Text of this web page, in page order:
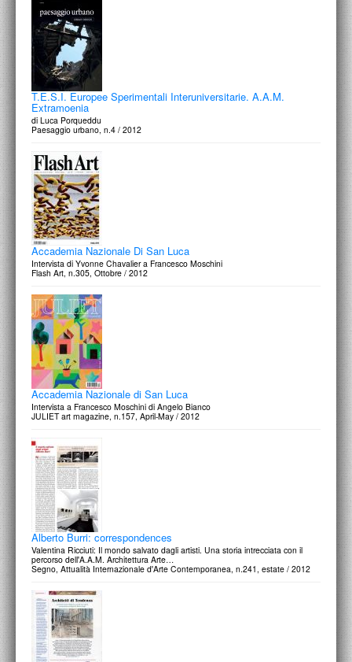
T.E.S.I. Europee Sperimentali Interuniversitarie. A.A.M.
Extramoenia
di Luca Porqueddu
Paesaggio urbano, n.4 / 2012
Accademia Nazionale Di San Luca
Intervista di Yvonne Chavalier a Francesco Moschini
Flash Art, n.305, Ottobre / 2012
Accademia Nazionale di San Luca
Intervista a Francesco Moschini di Angelo Bianco
JULIET art magazine, n.157, April-May / 2012
Alberto Burri: correspondences
Valentina Ricciuti: Il mondo salvato dagli artisti. Una storia intrecciata con il
percorso dell'A.A.M. Architettura Arte…
Segno, Attualità Internazionale d'Arte Contemporanea, n.241, estate / 2012